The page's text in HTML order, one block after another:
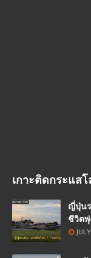
เกาะติดกระแส
ญี่ปุ่นร
ชีวิตพุ่